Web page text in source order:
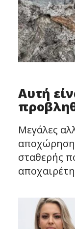
Αυτή
Μεγάλες
αποχώρηση
σταθερής